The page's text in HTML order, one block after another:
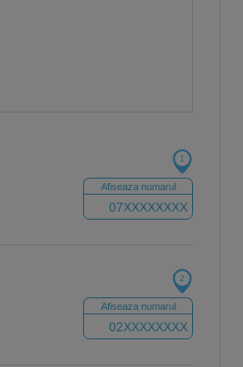
Afiseaza numarul
07XXXXXXXX
1
,Homeopatie
Afiseaza numarul
02XXXXXXXX
2